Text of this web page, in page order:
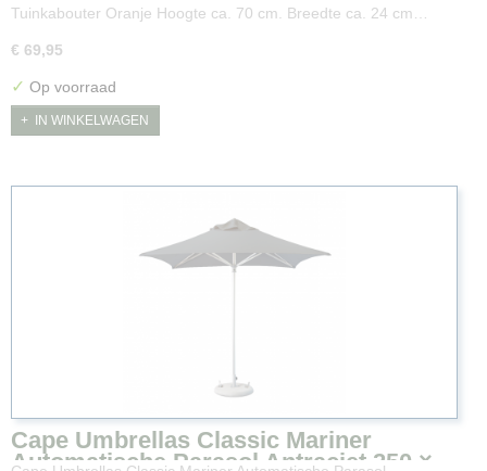
Tuinkabouter Oranje Hoogte ca. 70 cm. Breedte ca. 24 cm…
€ 69,95
✓ Op voorraad
IN WINKELWAGEN
Cape Umbrellas Classic Mariner
Automatische Parasol Antraciet 250 ×